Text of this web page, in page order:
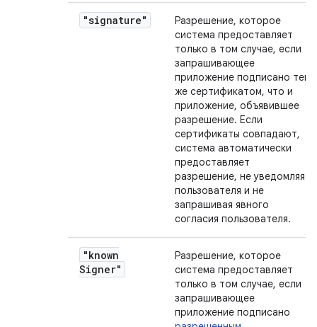
"signature"
Разрешение, которое
система предоставляет
только в том случае, если
запрашивающее
приложение подписано тем
же сертификатом, что и
приложение, объявившее
разрешение. Если
сертификаты совпадают,
система автоматически
предоставляет
разрешение, не уведомляя
пользователя и не
запрашивая явного
согласия пользователя.
"known
Signer"
Разрешение, которое
система предоставляет
только в том случае, если
запрашивающее
приложение подписано